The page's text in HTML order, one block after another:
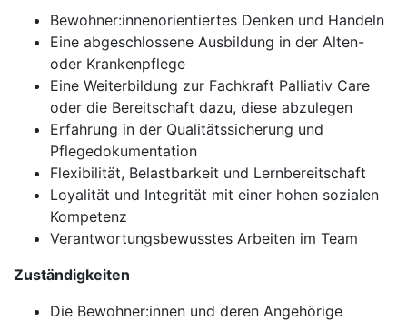
Bewohner:innenorientiertes Denken und Handeln
Eine abgeschlossene Ausbildung in der Alten-
oder Krankenpflege
Eine Weiterbildung zur Fachkraft Palliativ Care
oder die Bereitschaft dazu, diese abzulegen
Erfahrung in der Qualitätssicherung und
Pflegedokumentation
Flexibilität, Belastbarkeit und Lernbereitschaft
Loyalität und Integrität mit einer hohen sozialen
Kompetenz
Verantwortungsbewusstes Arbeiten im Team
Zuständigkeiten
Die Bewohner:innen und deren Angehörige